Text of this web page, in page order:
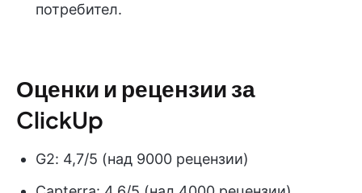
потребител.
Оценки и рецензии за
ClickUp
G2: 4,7/5 (над 9000 рецензии)